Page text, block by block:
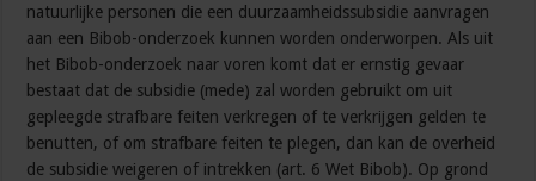
natuurlijke personen die een duurzaamheidssubsidie aanvragen
aan een Bibob-onderzoek kunnen worden onderworpen. Als uit
het Bibob-onderzoek naar voren komt dat er ernstig gevaar
bestaat dat de subsidie (mede) zal worden gebruikt om uit
gepleegde strafbare feiten verkregen of te verkrijgen gelden te
benutten, of om strafbare feiten te plegen, dan kan de overheid
de subsidie weigeren of intrekken (art. 6 Wet Bibob). Op grond